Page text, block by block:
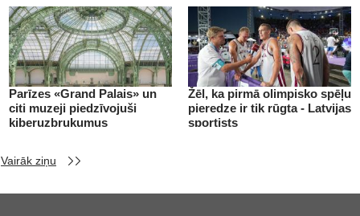
Parīzes «Grand Palais» un
citi muzeji piedzīvojuši
kiberuzbrukumus
Žēl, ka pirmā olimpisko spēļu
pieredze ir tik rūgta - Latvijas
sportists
Vairāk ziņu